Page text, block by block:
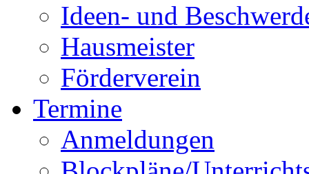
Ideen- und
Hausmeister
Förderverein
Termine
Anmeldungen